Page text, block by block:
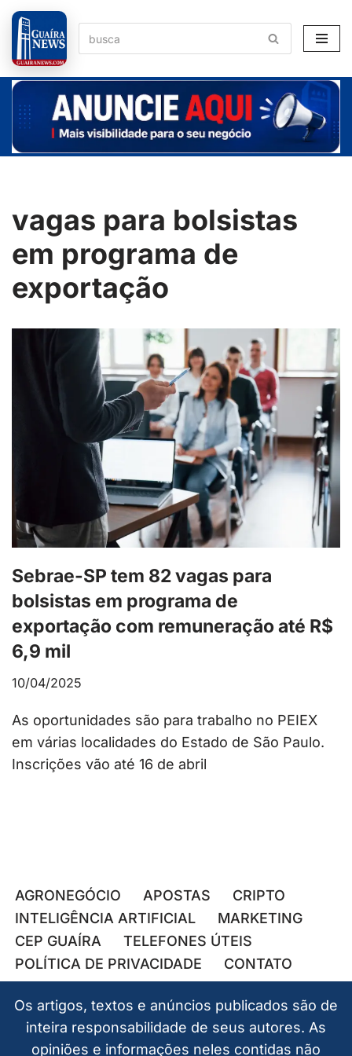
Pular
para
o
conteúdo
vagas para bolsistas
em programa de
exportação
Sebrae-SP tem 82 vagas para
bolsistas em programa de
exportação com remuneração até R$
6,9 mil
10/04/2025
As oportunidades são para trabalho no PEIEX
em várias localidades do Estado de São Paulo.
Inscrições vão até 16 de abril
AGRONEGÓCIO APOSTAS
CRIPTO
INTELIGÊNCIA ARTIFICIAL
MARKETING
CEP GUAÍRA
TELEFONES ÚTEIS
POLÍTICA DE PRIVACIDADE
CONTATO
Os artigos, textos e anúncios publicados são de
inteira responsabilidade de seus autores. As
opiniões e informações neles contidas não